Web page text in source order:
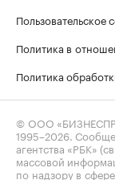
Пользовательское
Политика в
Политика
© ООО
1995–2026 .
агентства «РБК»
массовой
по надзору в